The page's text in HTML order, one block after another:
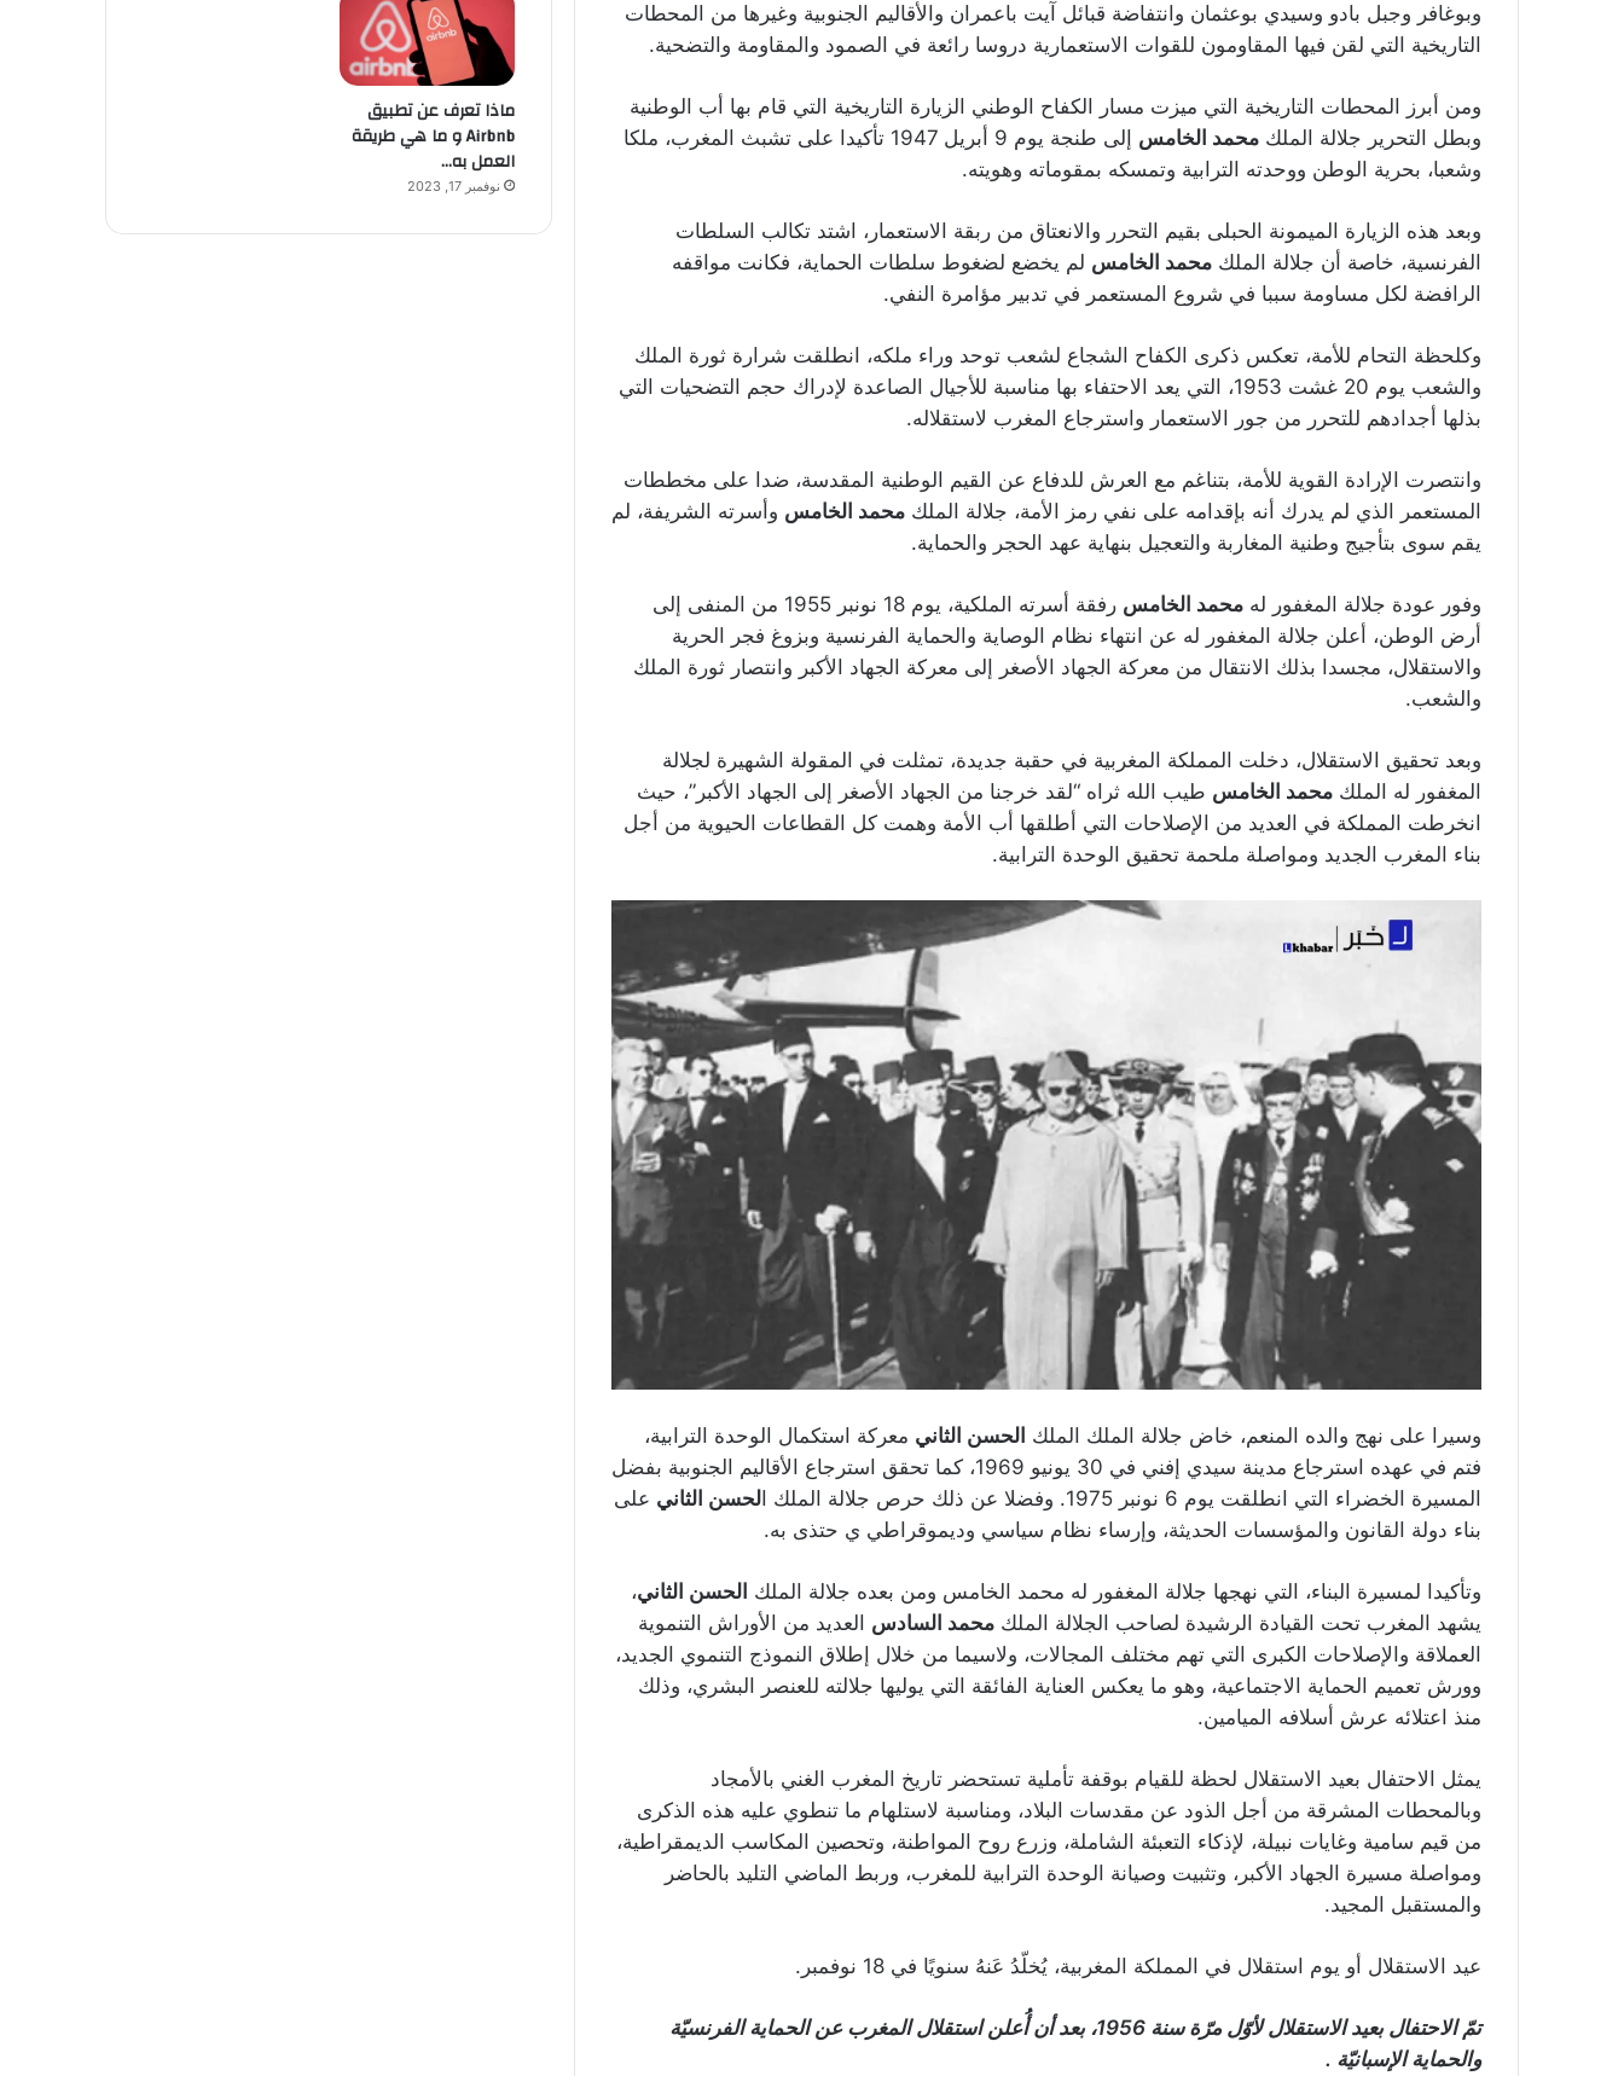
وبوغافر وجبل بادو وسيدي بوعثمان وانتفاضة قبائل آيت باعمران والأقاليم الجنوبية وغيرها من المحطات
التاريخية التي لقن فيها المقاومون للقوات الاستعمارية دروسا رائعة في الصمود والمقاومة والتضحية.
ومن أبرز المحطات التاريخية التي ميزت مسار الكفاح الوطني الزيارة التاريخية التي قام بها أب الوطنية
وبطل التحرير جلالة الملك محمد الخامس
إلى طنجة يوم 9 أبريل 1947 تأكيدا على تشبث المغرب، ملكا
وشعبا، بحرية الوطن ووحدته الترابية وتمسكه بمقوماته وهويته.
وبعد هذه الزيارة الميمونة الحبلى بقيم التحرر والانعتاق من ربقة الاستعمار، اشتد تكالب السلطات
الفرنسية، خاصة أن جلالة الملك محمد الخامس لم يخضع لضغوط سلطات الحماية، فكانت مواقفه
الرافضة لكل مساومة سببا في شروع المستعمر في تدبير مؤامرة النفي.
وكلحظة التحام للأمة، تعكس ذكرى الكفاح الشجاع لشعب توحد وراء ملكه، انطلقت شرارة ثورة الملك
والشعب يوم 20 غشت 1953، التي يعد الاحتفاء بها مناسبة للأجيال الصاعدة لإدراك حجم التضحيات التي
بذلها أجدادهم للتحرر من جور الاستعمار واسترجاع المغرب لاستقلاله.
وانتصرت الإرادة القوية للأمة، بتناغم مع العرش للدفاع عن القيم الوطنية المقدسة، ضدا على مخططات
المستعمر الذي لم يدرك أنه بإقدامه على نفي رمز الأمة، جلالة الملك محمد الخامس وأسرته الشريفة، لم
يقم سوى بتأجيج وطنية المغاربة والتعجيل بنهاية عهد الحجر والحماية.
وفور عودة جلالة المغفور له محمد الخامس
رفقة أسرته الملكية، يوم 18 نونبر 1955 من المنفى إلى
أرض الوطن، أعلن جلالة المغفور له عن انتهاء نظام الوصاية والحماية الفرنسية وبزوغ فجر الحرية
والاستقلال، مجسدا بذلك الانتقال من معركة الجهاد الأصغر إلى معركة الجهاد الأكبر وانتصار ثورة الملك
والشعب.
وبعد تحقيق الاستقلال، دخلت المملكة المغربية في حقبة جديدة، تمثلت في المقولة الشهيرة لجلالة
المغفور له الملك محمد الخامس طيب الله ثراه “لقد خرجنا من الجهاد الأصغر إلى الجهاد الأكبر”، حيث
انخرطت المملكة في العديد من الإصلاحات التي أطلقها أب الأمة وهمت كل القطاعات الحيوية من أجل
بناء المغرب الجديد ومواصلة ملحمة تحقيق الوحدة الترابية.
وسيرا على نهج والده المنعم، خاض جلالة الملك الملك الحسن الثاني معركة استكمال الوحدة الترابية،
فتم في عهده استرجاع مدينة سيدي إفني في 30 يونيو 1969، كما تحقق استرجاع الأقاليم الجنوبية بفضل
المسيرة الخضراء التي انطلقت يوم 6 نونبر 1975. وفضلا عن ذلك حرص جلالة الملك ا
لحسن الثاني على
بناء دولة القانون والمؤسسات الحديثة، وإرساء نظام سياسي وديموقراطي ي حتذى به.
وتأكيدا لمسيرة البناء، التي نهجها جلالة المغفور له محمد الخامس ومن بعده جلالة الملك الحسن الثاني،
يشهد المغرب تحت القيادة الرشيدة لصاحب الجلالة الملك محمد السادس العديد من الأوراش التنموية
العملاقة والإصلاحات الكبرى التي تهم مختلف المجالات، ولاسيما من خلال إطلاق النموذج التنموي الجديد،
وورش تعميم الحماية الاجتماعية، وهو ما يعكس العناية الفائقة التي يوليها جلالته للعنصر البشري، وذلك
منذ اعتلائه عرش أسلافه الميامين.
يمثل الاحتفال بعيد الاستقلال لحظة للقيام بوقفة تأملية تستحضر تاريخ المغرب الغني بالأمجاد
وبالمحطات المشرقة من أجل الذود عن مقدسات البلاد، ومناسبة لاستلهام ما تنطوي عليه هذه الذكرى
من قيم سامية وغايات نبيلة، لإذكاء التعبئة الشاملة، وزرع روح المواطنة، وتحصين المكاسب الديمقراطية،
ومواصلة مسيرة الجهاد الأكبر، وتثبيت وصيانة الوحدة الترابية للمغرب، وربط الماضي التليد بالحاضر
والمستقبل المجيد.
عيد الاستقلال أو يوم استقلال في المملكة المغربية، يُخلّدُ عَنهُ سنويًا في 18 نوفمبر.
تمّ الاحتفال بعيد الاستقلال لأوّل مرّة سنة 1956، بعد أن أُعلن استقلال المغرب عن الحماية الفرنسيّة
والحماية الإسبانيّة .
ماذا تعرف عن تطبيق
Airbnb و ما هي طريقة
العمل به…
نوفمبر 17, 2023